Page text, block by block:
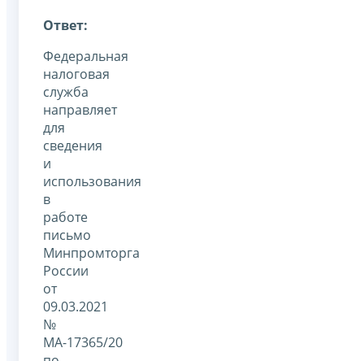
Ответ:
Федеральная
налоговая
служба
направляет
для
сведения
и
использования
в
работе
письмо
Минпромторга
России
от
09.03.2021
№
МА-17365/20